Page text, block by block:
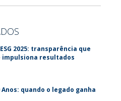
2025: transparência que
resultados
Anos: quando o legado ganha